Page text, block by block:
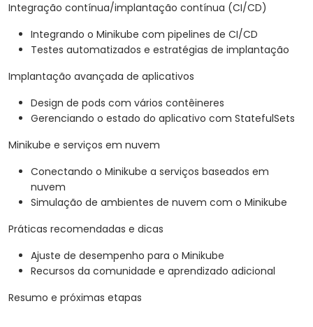
Integração contínua/implantação contínua (CI/CD)
Integrando o Minikube com pipelines de CI/CD
Testes automatizados e estratégias de implantação
Implantação avançada de aplicativos
Design de pods com vários contêineres
Gerenciando o estado do aplicativo com StatefulSets
Minikube e serviços em nuvem
Conectando o Minikube a serviços baseados em
nuvem
Simulação de ambientes de nuvem com o Minikube
Práticas recomendadas e dicas
Ajuste de desempenho para o Minikube
Recursos da comunidade e aprendizado adicional
Resumo e próximas etapas